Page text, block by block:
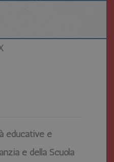
educative e
e della Scuola